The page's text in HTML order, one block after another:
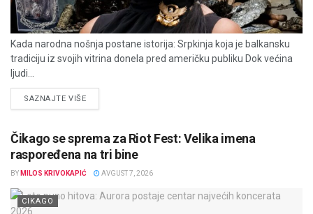
Kada narodna nošnja postane istorija: Srpkinja koja je balkansku
tradiciju iz svojih vitrina donela pred američku publiku Dok većina
ljudi...
SAZNAJTE VIŠEDETAILS
Čikago se sprema za Riot Fest: Velika imena
raspoređena na tri bine
BY MILOS KRIVOKAPIĆ AVGUST 7, 2026
CIKAGO